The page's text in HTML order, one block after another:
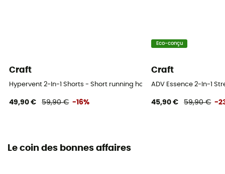
Craft
Hypervent 2-In-1 Shorts - Short running homme
49,90 € 59,90 € -16%
Eco-conçu
Craft
ADV Essence 2-In-1
45,90 € 59,90 € -
Le coin des bonnes affaires